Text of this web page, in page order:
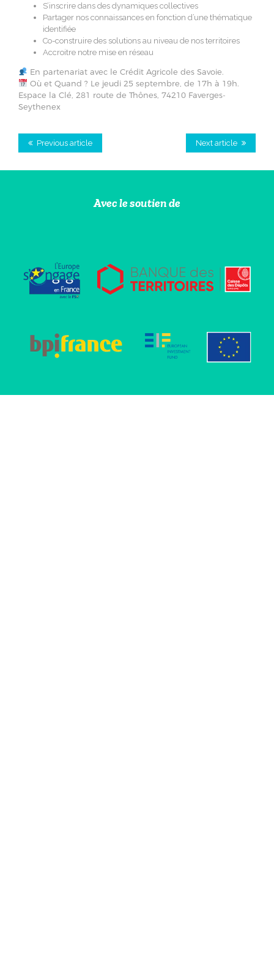
S’inscrire dans des dynamiques collectives
Partager nos connaissances en fonction d’une thématique
identifiée
Co-construire des solutions au niveau de nos territoires
Accroitre notre mise en réseau
En partenariat avec le Crédit Agricole des Savoie.
Où et Quand ? Le jeudi 25 septembre, de 17h à 19h.
Espace la Clé, 281 route de Thônes, 74210 Faverges-
Seythenex
Next article
Previous article
Avec le soutien de